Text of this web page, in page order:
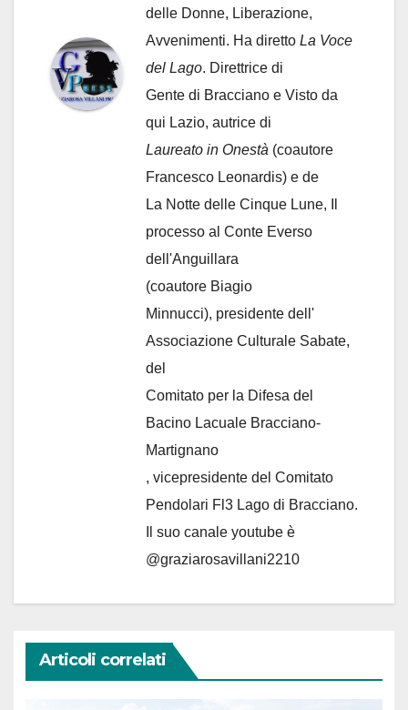
delle Donne, Liberazione,
Avvenimenti. Ha diretto La Voce
del Lago. Direttrice di
Gente di Bracciano e Visto da
qui Lazio, autrice di
Laureato in Onestà (coautore
Francesco Leonardis) e de
La Notte delle Cinque Lune, Il
processo al Conte Everso
dell'Anguillara
(coautore Biagio
Minnucci), presidente dell'
Associazione Culturale Sabate,
del
Comitato per la Difesa del
Bacino Lacuale Bracciano-
Martignano
, vicepresidente del Comitato
Pendolari Fl3 Lago di Bracciano.
Il suo canale youtube è
@graziarosavillani2210
Articoli correlati